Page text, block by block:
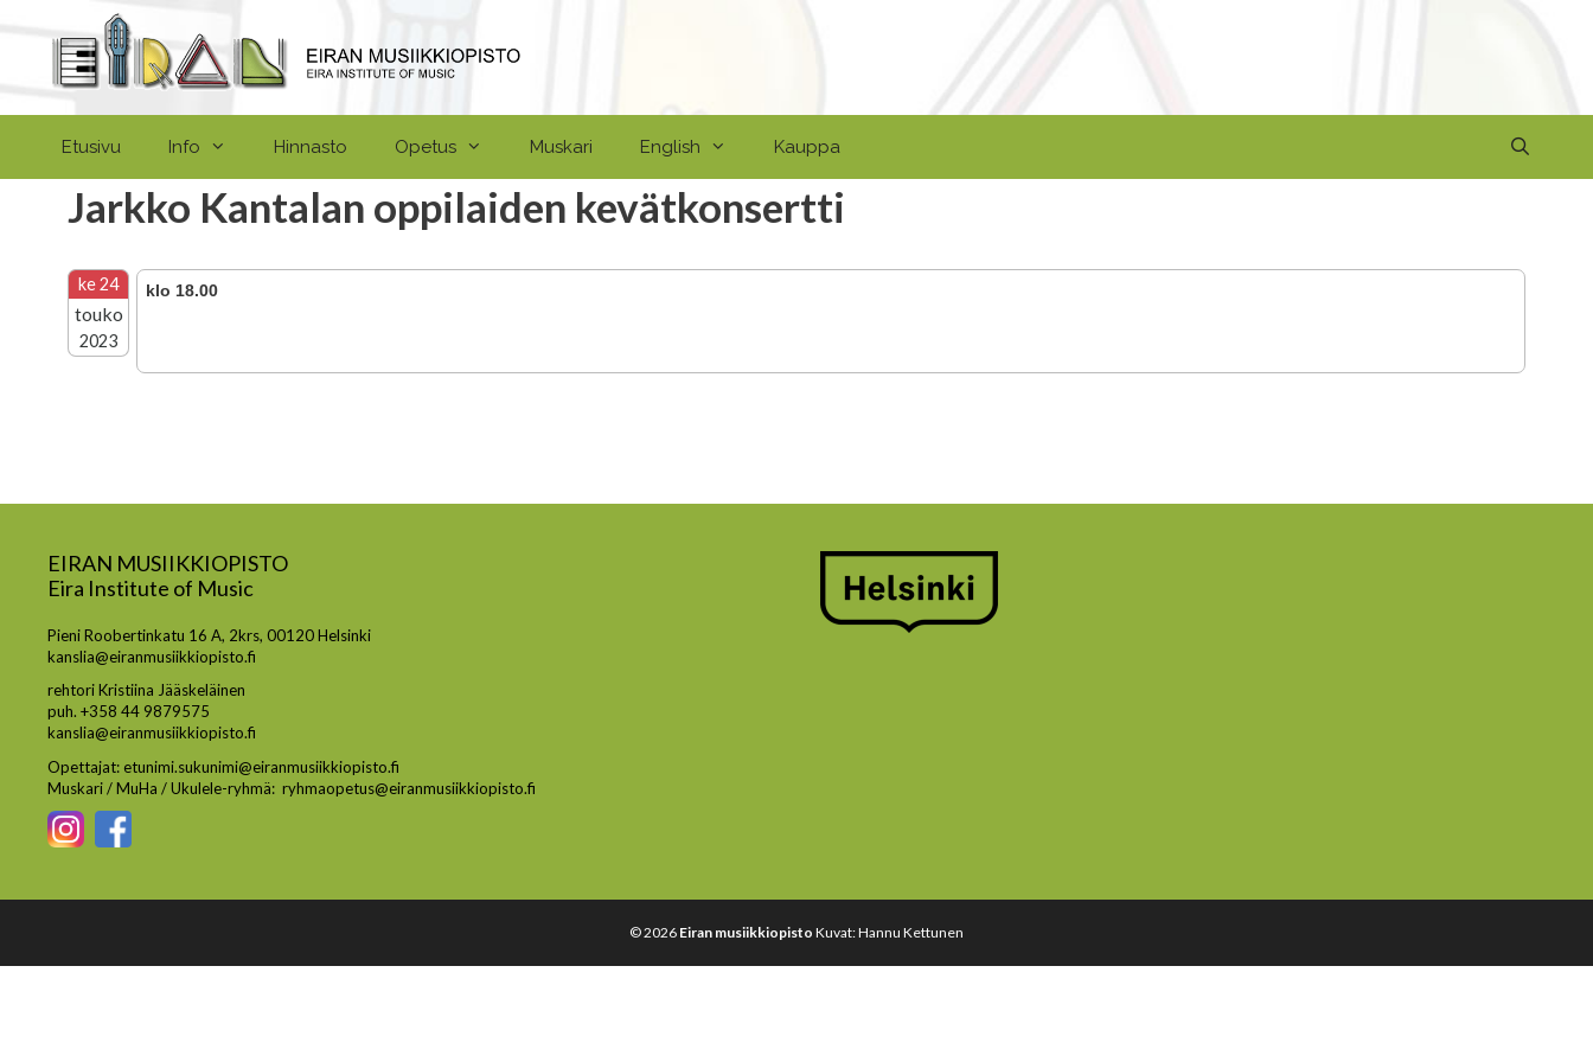
sisältöön
Etusivu Info Hinnasto Opetus Muskari English Kauppa
Jarkko Kantalan oppilaiden kevätkonsertti
ke 24
touko
2023
klo 18.00
EIRAN MUSIIKKIOPISTO
Eira Institute of Music
Pieni Roobertinkatu 16 A, 2krs, 00120 Helsinki
kanslia@eiranmusiikkiopisto.fi
rehtori Kristiina Jääskeläinen
puh. +358 44 9879575
kanslia@eiranmusiikkiopisto.fi
Opettajat: etunimi.sukunimi@eiranmusiikkiopisto.fi
Muskari / MuHa / Ukulele-ryhmä: ryhmaopetus@eiranmusiikkiopisto.fi
© 2026 Eiran musiikkiopisto Kuvat: Hannu Kettunen